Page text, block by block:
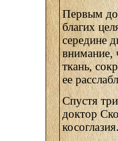
Первым
благих
середине
внимание,
ткань,
ее
Спустя
доктор